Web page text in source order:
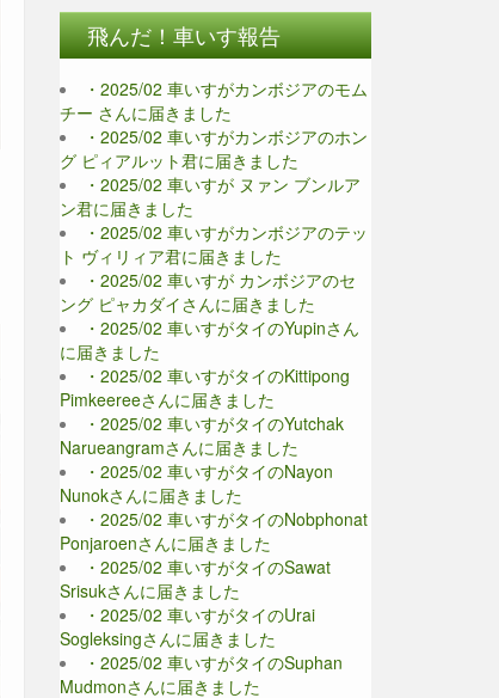
飛んだ！車いす報告
・2025/02 車いすがカンボジアのモム
チー さんに届きました
・2025/02 車いすがカンボジアのホン
グ ピィアルット君に届きました
・2025/02 車いすが ヌァン ブンルア
ン君に届きました
・2025/02 車いすがカンボジアのテッ
ト ヴィリィア君に届きました
・2025/02 車いすが カンボジアのセ
ング ピャカダイさんに届きました
・2025/02 車いすがタイのYupinさん
に届きました
・2025/02 車いすがタイのKittipong
Pimkeereeさんに届きました
・2025/02 車いすがタイのYutchak
Narueangramさんに届きました
・2025/02 車いすがタイのNayon
Nunokさんに届きました
・2025/02 車いすがタイのNobphonat
Ponjaroenさんに届きました
・2025/02 車いすがタイのSawat
Srisukさんに届きました
・2025/02 車いすがタイのUrai
Sogleksingさんに届きました
・2025/02 車いすがタイのSuphan
Mudmonさんに届きました